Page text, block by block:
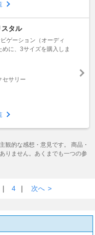
スタル
ゲーション（オーディ
に、3サイズを購入しま
セサリー
観的な感想・意見です。 商品・
りません。あくまでも一つの参
｜ 4 ｜ 次へ >